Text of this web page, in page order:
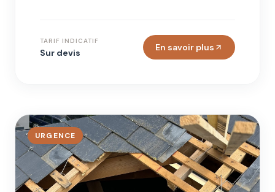
TARIF INDICATIF
Sur devis En savoir plus
URGENCE